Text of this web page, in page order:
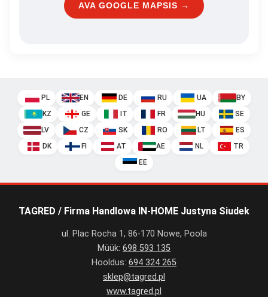
AVA GOOGLE MAPSIS →
PL EN DE RU UA
BY
KZ
GE IT FR HU
SE
LV
CZ SK RO LT
ES
DK
FI AT AE NL
TR
EE
TAGRED / Firma Handlowa IN-HOME Justyna Siudek
ul. Plac Rocha 1, 86-170 Nowe, Poola
Müük: 698 593 135
Hooldus: 694 324 265
sklep@tagred.pl
www.tagred.pl